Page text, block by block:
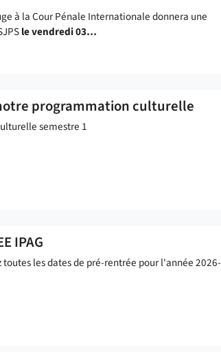
à la Cour Pénale Internationale donnera une
le vendredi 03…
programmation culturelle
semestre 1
IPAG
toutes les dates de pré-rentrée pour l'année 2026-